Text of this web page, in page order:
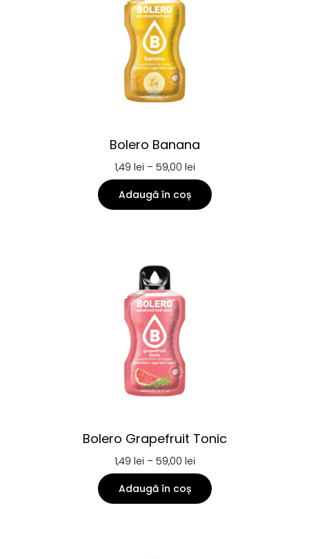
Bolero Banana
1,49 lei – 59,00 lei
Adaugă în coș
Bolero Grapefruit Tonic
1,49 lei – 59,00 lei
Adaugă în coș